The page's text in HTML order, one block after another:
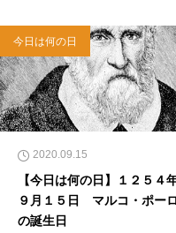
今日は何の日
2020.09.15
【今日は何の日】１２５４
９月１５日 マルコ・ポーロ
の誕生日